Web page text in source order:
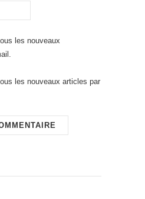
les nouveaux
les nouveaux articles par